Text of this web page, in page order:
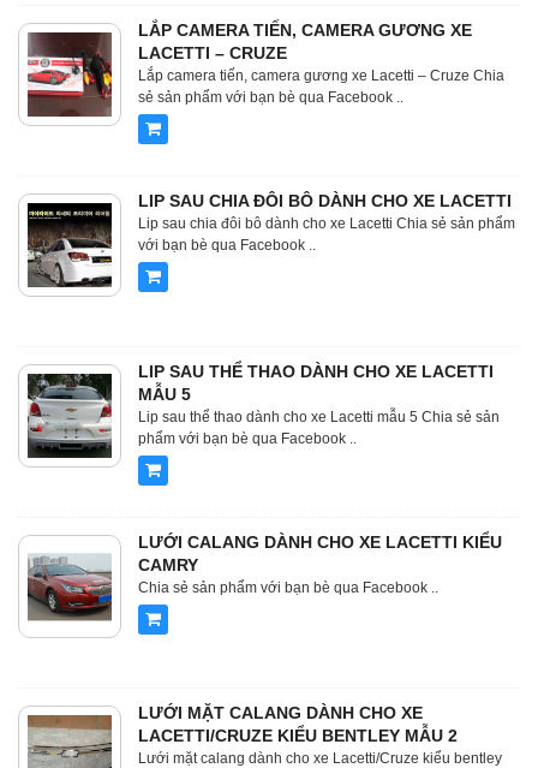
LẮP CAMERA TIẾN, CAMERA GƯƠNG XE
LACETTI – CRUZE
Lắp camera tiến, camera gương xe Lacetti – Cruze Chia
sẻ sản phẩm với bạn bè qua Facebook ..
LIP SAU CHIA ĐÔI BÔ DÀNH CHO XE LACETTI
Lip sau chia đôi bô dành cho xe Lacetti Chia sẻ sản phẩm
với bạn bè qua Facebook ..
LIP SAU THỂ THAO DÀNH CHO XE LACETTI
MẪU 5
Lip sau thể thao dành cho xe Lacetti mẫu 5 Chia sẻ sản
phẩm với bạn bè qua Facebook ..
LƯỚI CALANG DÀNH CHO XE LACETTI KIỂU
CAMRY
Chia sẻ sản phẩm với bạn bè qua Facebook ..
LƯỚI MẶT CALANG DÀNH CHO XE
LACETTI/CRUZE KIỂU BENTLEY MẪU 2
Lưới mặt calang dành cho xe Lacetti/Cruze kiểu bentley